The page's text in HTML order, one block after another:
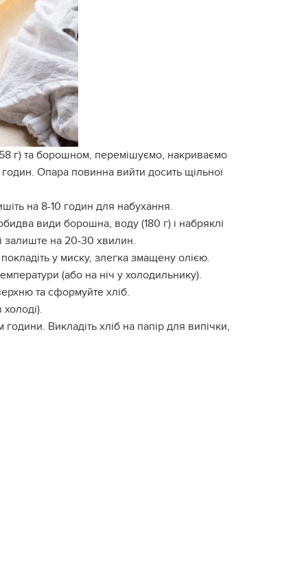
г) та борошном, перемішуємо, накриваємо
Опара повинна вийти досить щільної
на 8-10 годин для набухання.
види борошна, воду (180 г) і набряклі
залиште на 20-30 хвилин.
покладіть у миску, злегка змащену олією.
(або на ніч у холодильнику).
та сформуйте хліб.
Викладіть хліб на папір для випічки,